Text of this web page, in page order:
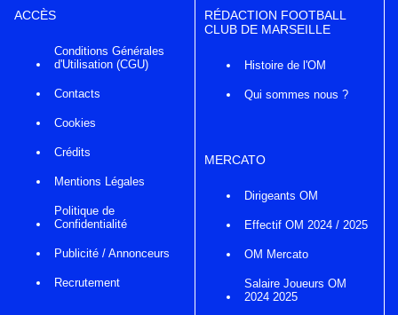
ACCÈS
Conditions Générales
d'Utilisation (CGU)
Contacts
Cookies
Crédits
Mentions Légales
Politique de
Confidentialité
Publicité / Annonceurs
Recrutement
RÉDACTION FOOTBALL
CLUB DE MARSEILLE
Histoire de l'OM
Qui sommes nous ?
MERCATO
Dirigeants OM
Effectif OM 2024 / 2025
OM Mercato
Salaire Joueurs OM
2024 2025